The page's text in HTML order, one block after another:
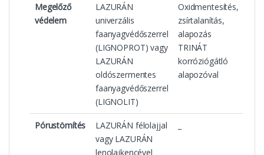
Megelőző
védelem
LAZURÁN
univerzális
faanyagvédőszerrel
(LIGNOPROT) vagy
LAZURÁN
oldószermentes
faanyagvédőszerrel
(LIGNOLIT)
Oxidmentesítés,
zsírtalanítás,
alapozás
TRINÁT
korróziógátló
alapozóval
Pórustömítés
LAZURÁN félolajjal
vagy LAZURÁN
lenolajkencével